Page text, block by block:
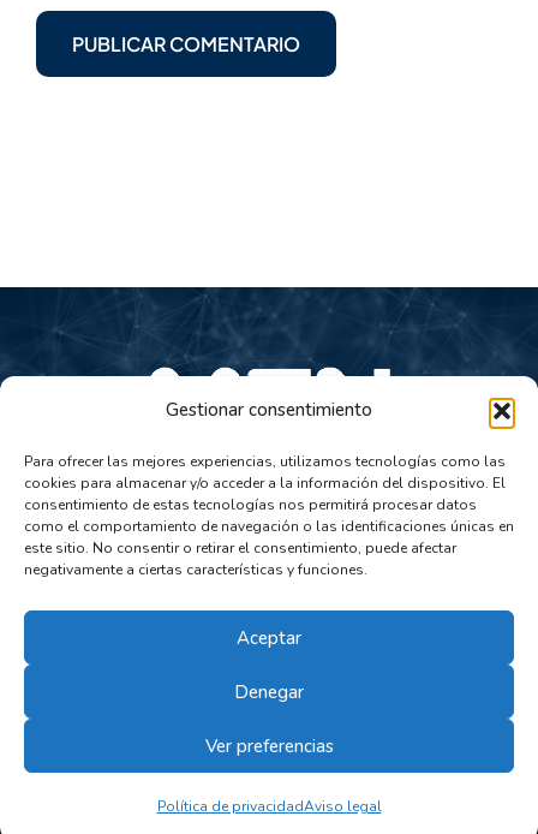
Gestionar consentimiento
Para ofrecer las mejores experiencias, utilizamos tecnologías como las
cookies para almacenar y/o acceder a la información del dispositivo. El
consentimiento de estas tecnologías nos permitirá procesar datos
como el comportamiento de navegación o las identificaciones únicas en
este sitio. No consentir o retirar el consentimiento, puede afectar
negativamente a ciertas características y funciones.
Aceptar
Denegar
Ver preferencias
Política de privacidadAviso legal
881 975 647
mailweb@men.gal
Rúa B, nº 76, 15890 Santiago de Compostela (A
© 2025 Men. Montaxes Eléctricas Noroeste S.L. |
Política de Privacidad
Cookies|Diseño Ecomputer